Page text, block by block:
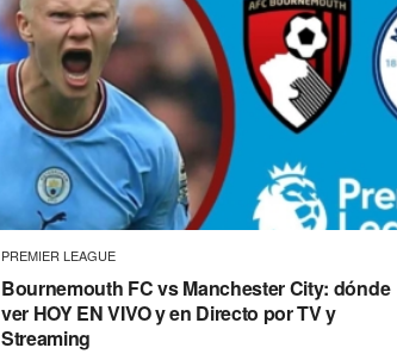
PREMIER LEAGUE
Bournemouth FC vs Manchester City: dónde
ver HOY EN VIVO y en Directo por TV y
Streaming